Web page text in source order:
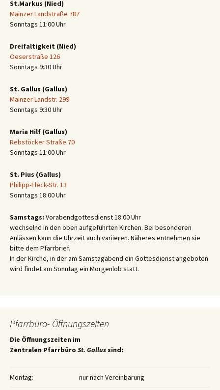
St.Markus (Nied)
Mainzer Landstraße 787
Sonntags 11:00 Uhr
Dreifaltigkeit (Nied)
Oeserstraße 126
Sonntags 9:30 Uhr
St. Gallus (Gallus)
Mainzer Landstr. 299
Sonntags 9:30 Uhr
Maria Hilf (Gallus)
Rebstöcker Straße 70
Sonntags 11:00 Uhr
St. Pius (Gallus)
Philipp-Fleck-Str. 13
Sonntags 18:00 Uhr
Samstags: Vorabendgottesdienst 18:00 Uhr
wechselnd in den oben aufgeführten Kirchen. Bei besonderen
Anlässen kann die Uhrzeit auch variieren. Näheres entnehmen sie
bitte dem Pfarrbrief.
In der Kirche, in der am Samstagabend ein Gottesdienst angeboten
wird findet am Sonntag ein Morgenlob statt.
Pfarrbüro- Öffnungszeiten
Die Öffnungszeiten im
Zentralen Pfarrbüro St. Gallus sind:
Montag: nur nach Vereinbarung